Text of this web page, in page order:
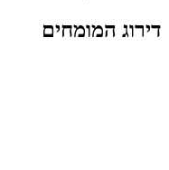
דירוג המומחים